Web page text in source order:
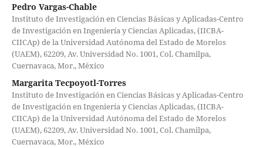
Pedro Vargas-Chable
Instituto de Investigación en Ciencias Básicas y Aplicadas-Centro
de Investigación en Ingeniería y Ciencias Aplicadas, (IICBA-
CIICAp) de la Universidad Autónoma del Estado de Morelos
(UAEM), 62209, Av. Universidad No. 1001, Col. Chamilpa,
Cuernavaca, Mor., México
Margarita Tecpoyotl-Torres
Instituto de Investigación en Ciencias Básicas y Aplicadas-Centro
de Investigación en Ingeniería y Ciencias Aplicadas, (IICBA-
CIICAp) de la Universidad Autónoma del Estado de Morelos
(UAEM), 62209, Av. Universidad No. 1001, Col. Chamilpa,
Cuernavaca, Mor., México